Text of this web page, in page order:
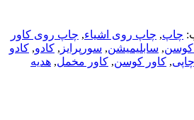
چاپ, چاپ روی اشیاء, چاپ روی کاور
, سابلیمیشن, سورپرایز , کادو, کادو
, کاور کوسن, کاور مخمل, هدیه